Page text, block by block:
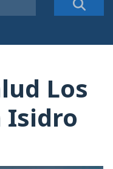
Los
Isidro